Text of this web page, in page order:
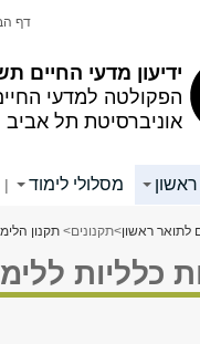
ידיעון מדעי החיים
הפקולטה למדעי
אוניברסיטת תל אביב
דף
מסלולי לימוד |
לתואר ראשון>תקנונים> תקנון
כלליות